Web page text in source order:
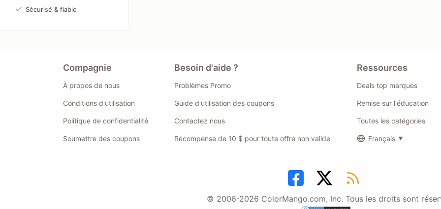
Sécurisé & fiable
Compagnie
À propos de nous
Conditions d'utilisation
Politique de confidentialité
Soumettre des coupons
Besoin d'aide ?
Problèmes Promo
Guide d'utilisation des coupons
Contactez nous
Récompense de 10 $ pour toute offre non valide
Ressources
Deals top marques
Remise sur l'éducation
Toutes les catégories
Français
© 2006-2026 ColorMango.com, Inc. Tous les droits sont